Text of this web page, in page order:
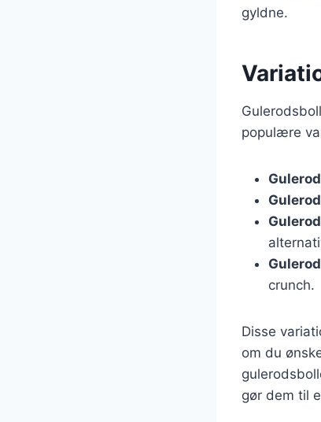
gyldne.
populære
crunch.
Disse
om du
gør dem til